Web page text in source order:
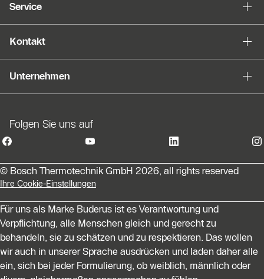
Service
Kontakt
Unternehmen
Folgen Sie uns auf
© Bosch Thermotechnik GmbH 2026, all rights reserved
Ihre Cookie-Einstellungen
Für uns als Marke Buderus ist es Verantwortung und
Verpflichtung, alle Menschen gleich und gerecht zu
behandeln, sie zu schätzen und zu respektieren. Das wollen
wir auch in unserer Sprache ausdrücken und laden daher alle
ein, sich bei jeder Formulierung, ob weiblich, männlich oder